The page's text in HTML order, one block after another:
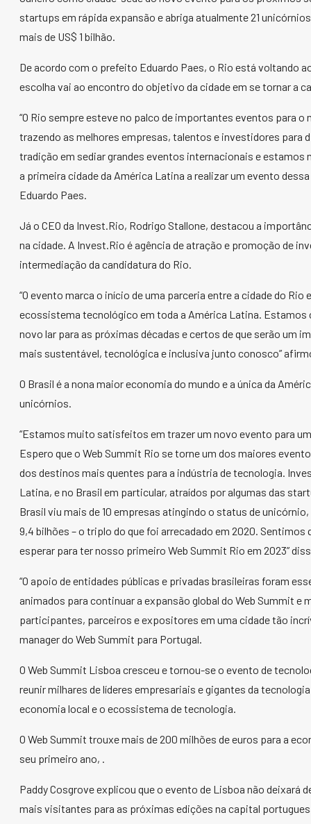
startups em rápida expansão e abriga atualmente 21
mais de US$ 1 bilhão.
De acordo com o prefeito Eduardo Paes, o Rio está voltando
escolha vai ao encontro do objetivo da cidade em se tornar a
“O Rio sempre esteve no palco de importantes eventos para
trazendo as melhores empresas, talentos e investidores para
tradição em sediar grandes eventos internacionais e
a primeira cidade da América Latina a realizar um evento
Eduardo Paes.
Já o CEO da Invest.Rio, Rodrigo Stallone, destacou a
na cidade. A Invest.Rio é agência de atração e promoção de
intermediação da candidatura do Rio.
“O evento marca o início de uma parceria entre a cidade do
ecossistema tecnológico em toda a América Latina. Estamos
novo lar para as próximas décadas e certos de que serão um
mais sustentável, tecnológica e inclusiva junto conosco”
O Brasil é a nona maior economia do mundo e a única da
unicórnios.
“Estamos muito satisfeitos em trazer um novo evento para
Espero que o Web Summit Rio se torne um dos maiores
dos destinos mais quentes para a indústria de tecnologia.
Latina, e no Brasil em particular, atraídos por algumas das
Brasil viu mais de 10 empresas atingindo o status de
9,4 bilhões – o triplo do que foi arrecadado em 2020. Sentimos
esperar para ter nosso primeiro Web Summit Rio em 2023”
“O apoio de entidades públicas e privadas brasileiras foram
animados para continuar a expansão global do Web Summit e
participantes, parceiros e expositores em uma cidade tão
manager do Web Summit para Portugal.
O Web Summit Lisboa cresceu e tornou-se o evento de
reunir milhares de líderes empresariais e gigantes da
economia local e o ecossistema de tecnologia.
O Web Summit trouxe mais de 200 milhões de euros para a
seu primeiro ano, .
Paddy Cosgrove explicou que o evento de Lisboa não deixará
mais visitantes para as próximas edições na capital